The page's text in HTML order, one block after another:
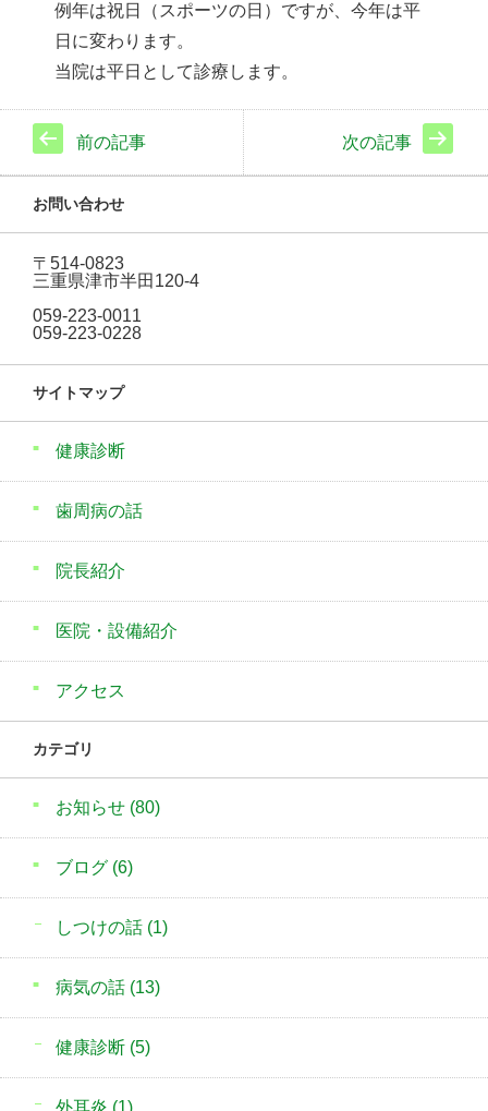
例年は祝日（スポーツの日）ですが、今年は平
日に変わります。
当院は平日として診療します。
前の記事 次の記事
お問い合わせ
〒514-0823
三重県津市半田120-4
059-223-0011
059-223-0228
サイトマップ
健康診断
歯周病の話
院長紹介
医院・設備紹介
アクセス
カテゴリ
お知らせ (80)
ブログ (6)
しつけの話 (1)
病気の話 (13)
健康診断 (5)